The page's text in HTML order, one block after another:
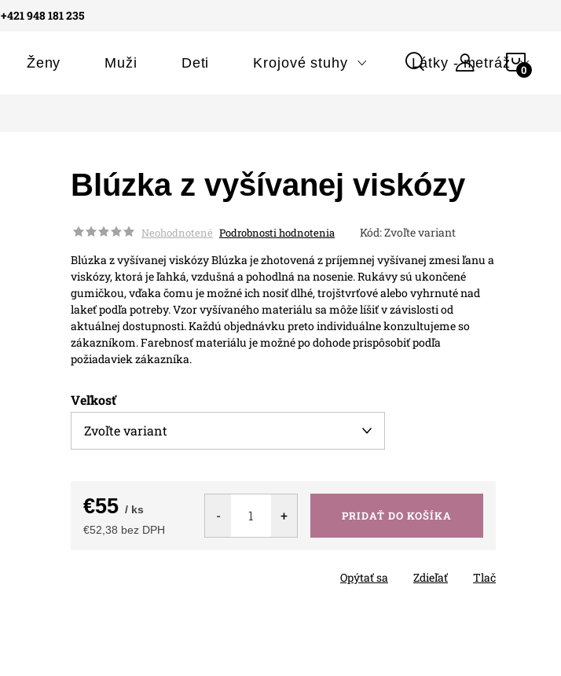
+421 948 181 235
Ženy Muži Deti Krojové stuhy Látky - metráž
Blúzka z vyšívanej viskózy
Neohodnotené Podrobnosti hodnotenia Kód:Zvoľte variant
Blúzka z vyšívanej viskózyBlúzka je zhotovená z príjemnej vyšívanej zmesi ľanu a
viskózy, ktorá je ľahká, vzdušná a pohodlná na nosenie.Rukávy sú ukončené
gumičkou, vďaka čomu je možné ich nosiť dlhé, trojštvrťové alebo vyhrnuté nad
lakeť podľa potreby.Vzor vyšívaného materiálu sa môže líšiť v závislosti od
aktuálnej dostupnosti. Každú objednávku preto individuálne konzultujeme so
zákazníkom.Farebnosť materiálu je možné po dohode prispôsobiť podľa
požiadaviek zákazníka.
Veľkosť
€55 / ks
€52,38 bez DPH
PRIDAŤ DO KOŠÍKA
Tlač
Opýtať sa Zdieľať